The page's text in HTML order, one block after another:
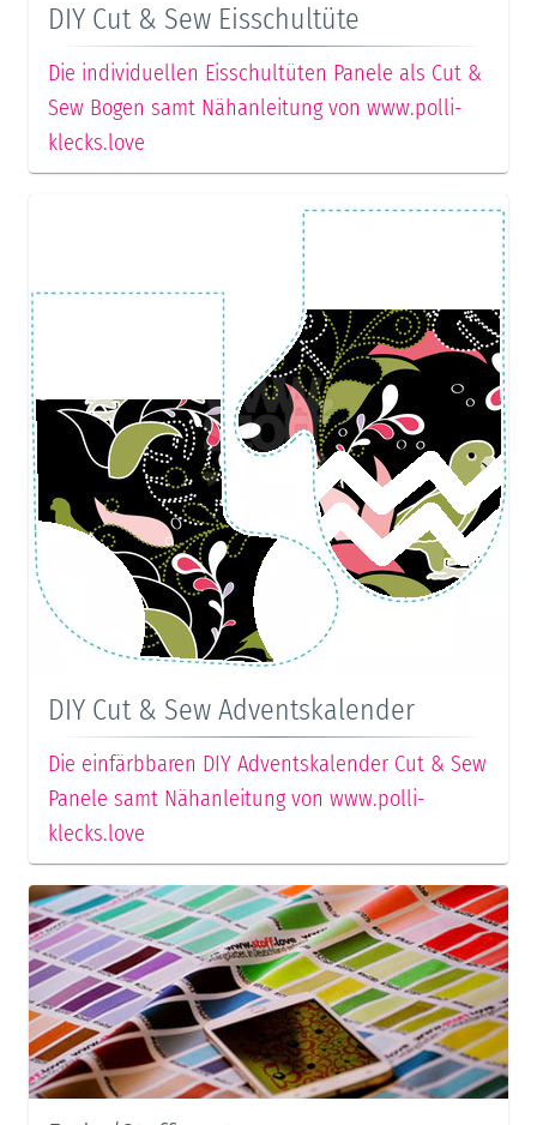
DIY Cut & Sew Eisschultüte
Die individuellen Eisschultüten Panele als Cut &
Sew Bogen samt Nähanleitung von www.polli-
klecks.love
DIY Cut & Sew Adventskalender
Die einfärbbaren DIY Adventskalender Cut & Sew
Panele samt Nähanleitung von www.polli-
klecks.love